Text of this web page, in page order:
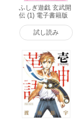
ふしぎ遊戯 玄武開
伝 (1) 電子書籍版
試し読み